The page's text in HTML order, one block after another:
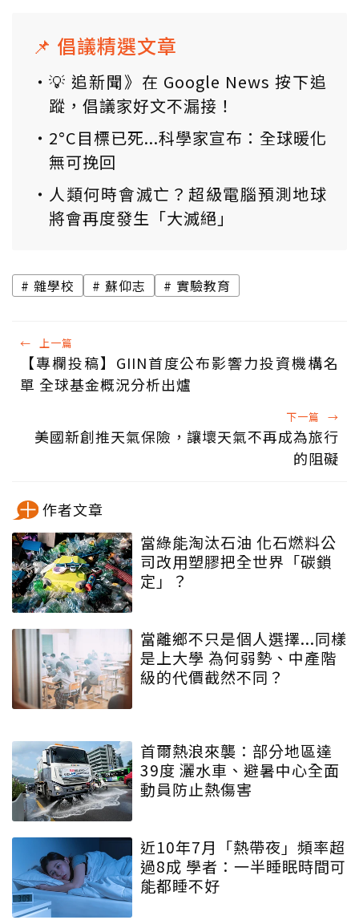
📌 倡議精選文章
💡 追新聞》在 Google News 按下追
蹤，倡議家好文不漏接！
2°C目標已死...科學家宣布：全球暖化
無可挽回
人類何時會滅亡？超級電腦預測地球
將會再度發生「大滅絕」
雜學校 蘇仰志 實驗教育
← 上一篇
【專欄投稿】GIIN首度公布影響力投資機構名
單 全球基金概況分析出爐
下一篇 →
美國新創推天氣保險，讓壞天氣不再成為旅行
的阻礙
作者文章
當綠能淘汰石油 化石燃料公
司改用塑膠把全世界「碳鎖
定」？
當離鄉不只是個人選擇...同樣
是上大學 為何弱勢、中產階
級的代價截然不同？
首爾熱浪來襲：部分地區達
39度 灑水車、避暑中心全面
動員防止熱傷害
近10年7月「熱帶夜」頻率超
過8成 學者：一半睡眠時間可
能都睡不好